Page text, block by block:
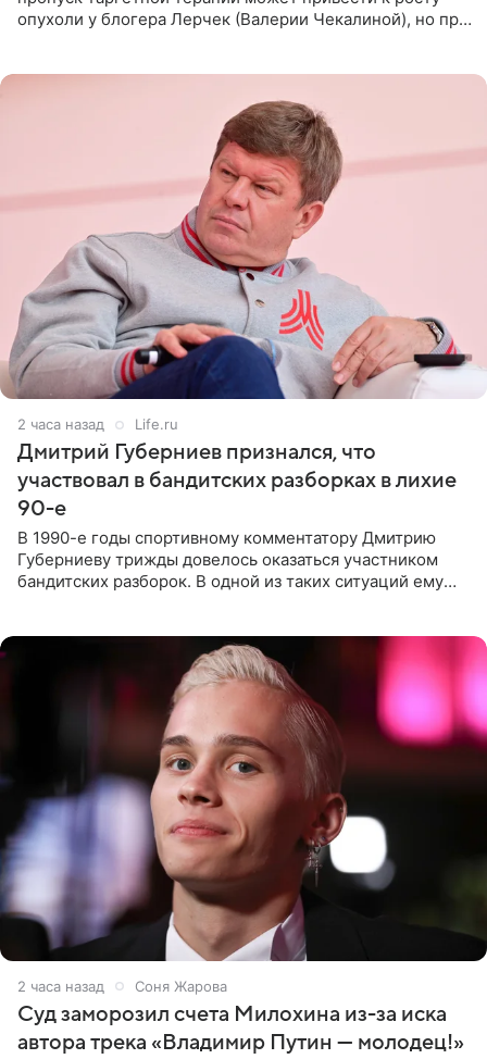
опухоли у блогера Лерчек (Валерии Чекалиной), но при
2 часа назад Life.ru
Дмитрий Губерниев признался, что
участвовал в бандитских разборках в лихие
90-е
В 1990-е годы спортивному комментатору Дмитрию
Губерниеву трижды довелось оказаться участником
бандитских разборок. В одной из таких ситуаций ему
2 часа назад Соня Жарова
Суд заморозил счета Милохина из-за иска
автора трека «Владимир Путин — молодец!»